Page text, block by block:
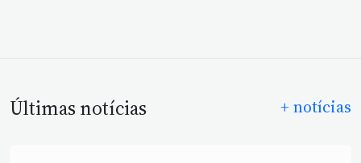
Últimas notícias + notícias